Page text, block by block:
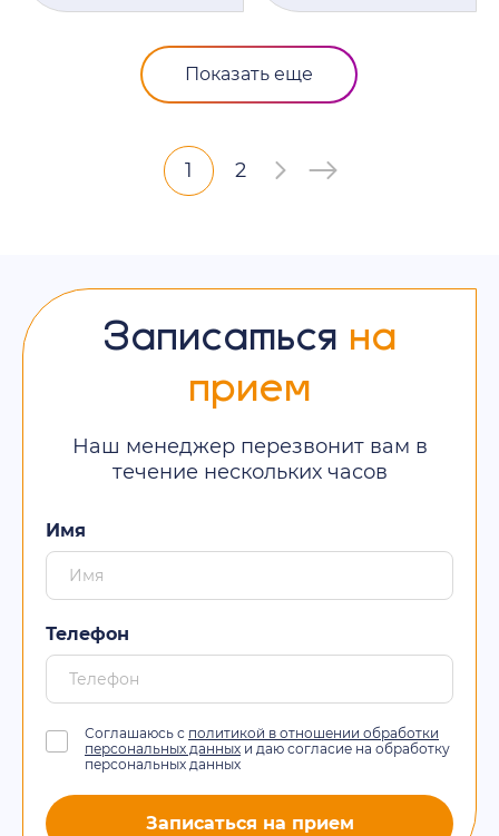
Показать еще
1 2
Записаться на
прием
Наш менеджер перезвонит вам в
течение нескольких часов
Имя
Телефон
Соглашаюсь с политикой в отношении обработки
персональных данных и даю согласие на обработку
персональных данных
Записаться на прием